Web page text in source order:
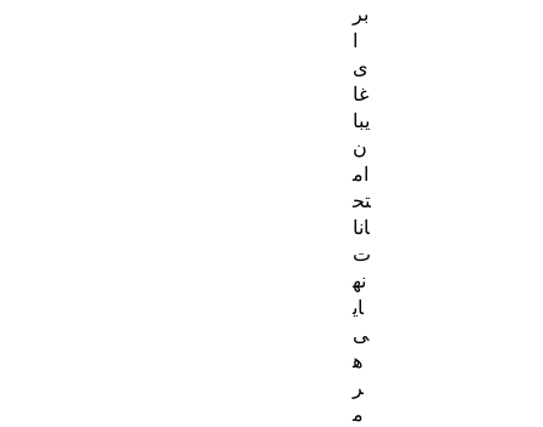
بر
ا
ی
غا
یبا
ن
ام
تح
انا
ت
نه
ای
ی
ه
ر
م